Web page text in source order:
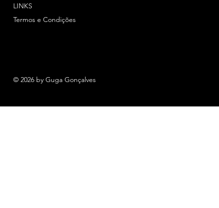
© 2026 by Guga Gonçalves
LINKS
Termos e Condições